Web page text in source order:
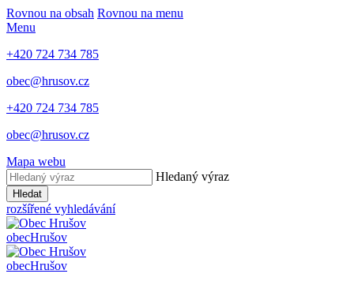
Rovnou na obsah Rovnou na menu
Menu
+420 724 734 785
obec@hrusov.cz
+420 724 734 785
obec@hrusov.cz
Mapa webu
Hledaný výraz
Hledat
rozšířené vyhledávání
obecHrušov
obecHrušov